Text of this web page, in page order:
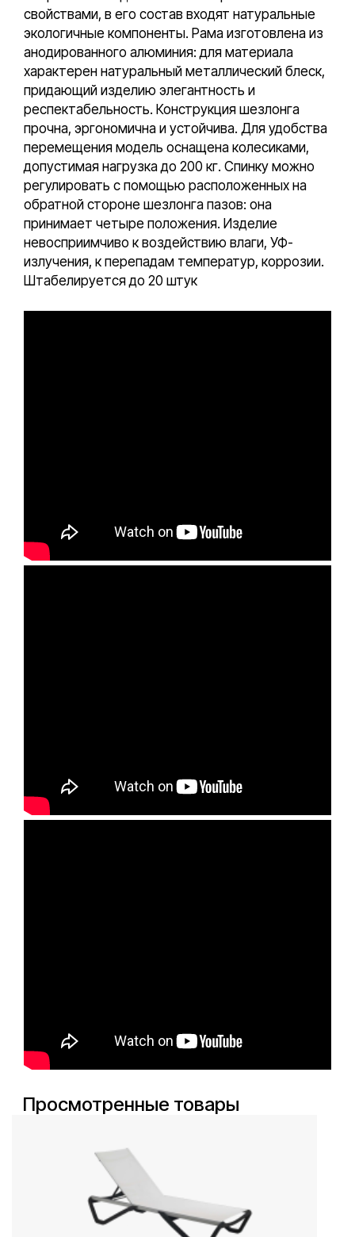
свойствами, в его состав входят натуральные
экологичные компоненты. Рама изготовлена из
анодированного алюминия: для материала
характерен натуральный металлический блеск,
придающий изделию элегантность и
респектабельность. Конструкция шезлонга
прочна, эргономична и устойчива. Для удобства
перемещения модель оснащена колесиками,
допустимая нагрузка до 200 кг. Спинку можно
регулировать с помощью расположенных на
обратной стороне шезлонга пазов: она
принимает четыре положения. Изделие
невосприимчиво к воздействию влаги, УФ-
излучения, к перепадам температур, коррозии.
Штабелируется до 20 штук
Просмотренные товары